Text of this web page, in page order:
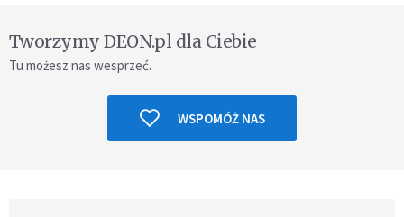
Tworzymy DEON.pl dla Ciebie
Tu możesz nas wesprzeć.
WSPOMÓŻ NAS